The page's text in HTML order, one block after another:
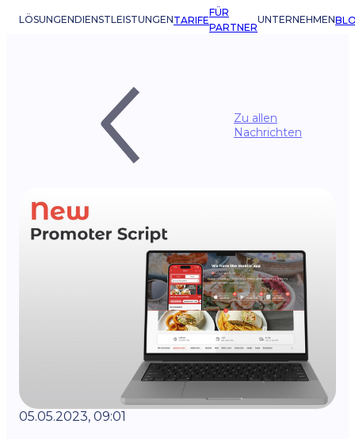
LÖSUNGENDIENSTLEISTUNGENTARIFE
FÜR
PARTNER
UNTERNEHMEN
Zu allen
Nachrichten
05.05.2023, 09:01